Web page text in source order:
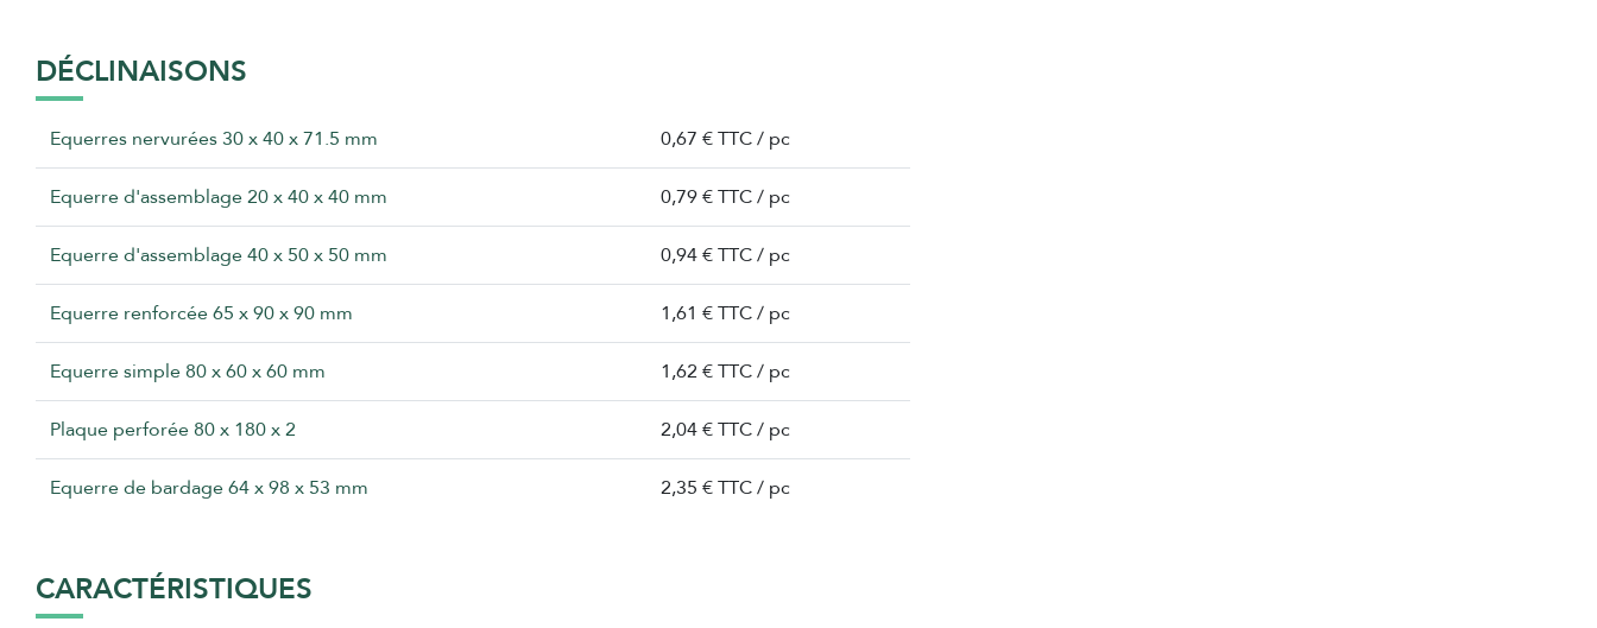
DÉCLINAISONS
Equerres nervurées 30 x 40 x 71.5 mm 0,67 € TTC / pc
Equerre d'assemblage 20 x 40 x 40 mm 0,79 € TTC / pc
Equerre d'assemblage 40 x 50 x 50 mm 0,94 € TTC / pc
Equerre renforcée 65 x 90 x 90 mm 1,61 € TTC / pc
Equerre simple 80 x 60 x 60 mm 1,62 € TTC / pc
Plaque perforée 80 x 180 x 2 2,04 € TTC / pc
Equerre de bardage 64 x 98 x 53 mm 2,35 € TTC / pc
CARACTÉRISTIQUES